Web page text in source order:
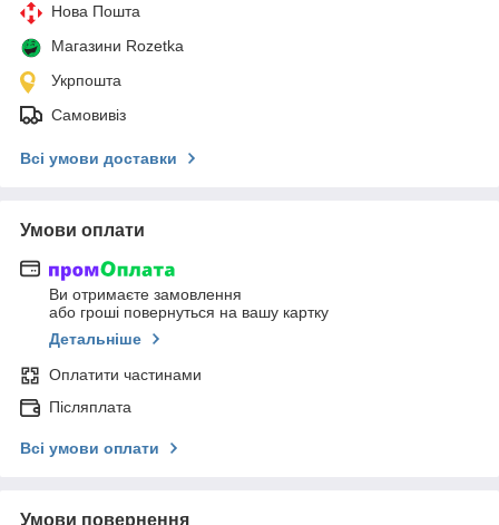
Нова Пошта
Магазини Rozetka
Укрпошта
Самовивіз
Всі умови доставки
Умови оплати
Ви отримаєте замовлення
або гроші повернуться на вашу картку
Детальніше
Оплатити частинами
Післяплата
Всі умови оплати
Умови повернення